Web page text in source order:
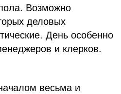
Возможно
деловых
День особенно
и клерков.
весьма и